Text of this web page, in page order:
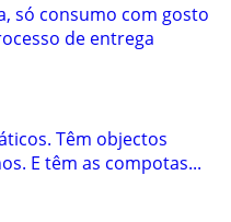
só consumo com gosto
de entrega
Têm objectos
E têm as compotas...